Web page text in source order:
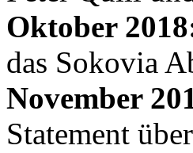
Oktober
das Sokovia
November
Statement